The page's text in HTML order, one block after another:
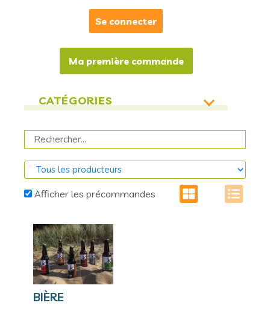
Afficher les précommandes
BIÈRE
Ma première commande
CATÉGORIES
fruits
1
crèmerie
23
confitures
27
légumes
59
pains
70
crêpes